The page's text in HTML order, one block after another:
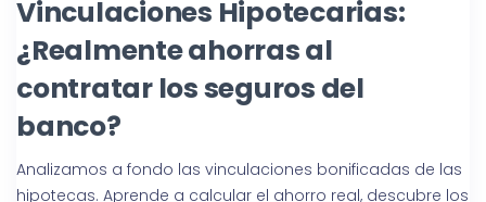
Vinculaciones Hipotecarias:
¿Realmente ahorras al
contratar los seguros del
banco?
Analizamos a fondo las vinculaciones bonificadas de las
hipotecas. Aprende a calcular el ahorro real, descubre los